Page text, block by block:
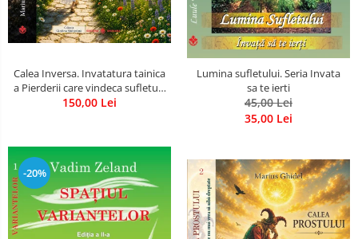
Calea Inversa. Invatatura tainica
a Pierderii care vindeca sufletul -
Cum Pierderea, durerea si
150,00 Lei
Lumina sufletului. Seria Invata
sa te ierti
45,00 Lei
35,00 Lei
-20%